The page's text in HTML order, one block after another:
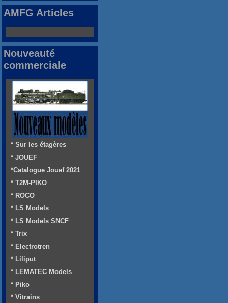
AMFG Articles
Nouveauté
commerciale
* Sur les étagères
* JOUEF
*Catalogue Jouef 2021
* T2M-PIKO
* ROCO
* LS Models
* LS Models SNCF
* Trix
* Electrotren
* Liliput
* LEMATEC Models
* Piko
* Vitrains